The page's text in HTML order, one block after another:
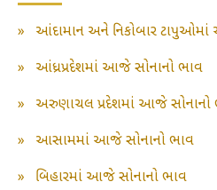
»
આંદામાન અને નિકોબાર
»
આંધ્રપ્રદેશમાં આજે સોનાનો ભાવ
»
અરુણાચલ પ્રદેશમાં આજે સોનાનો
»
આસામમાં આજે સોનાનો ભાવ
»
બિહારમાં આજે સોનાનો ભાવ